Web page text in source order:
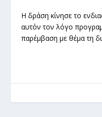
Η δράση κίνησε το
αυτόν τον λόγο
παρέμβαση με θέμα τη